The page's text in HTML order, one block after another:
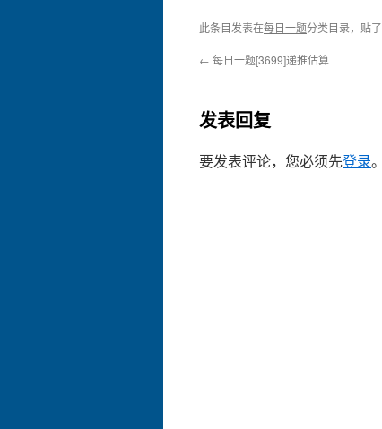
此条目发表在每日一题分类目录，贴了
← 每日一题[3699]递推估算
发表回复
要发表评论，您必须先登录。